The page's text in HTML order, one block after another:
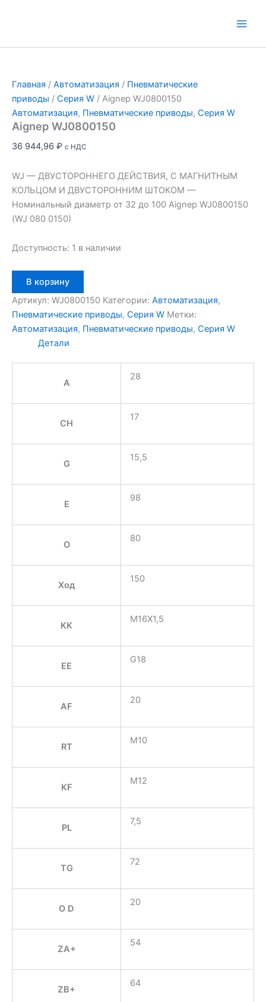
Главная / Автоматизация / Пневматические
приводы / Серия W / Aignep WJ0800150
Автоматизация, Пневматические приводы, Серия W
Aignep WJ0800150
36 944,96 ₽ с НДС
WJ — ДВУСТОРОННЕГО ДЕЙСТВИЯ, С МАГНИТНЫМ
КОЛЬЦОМ И ДВУСТОРОННИМ ШТОКОМ —
Номинальный диаметр от 32 до 100 Aignep WJ0800150
(WJ 080 0150)
Доступность: 1 в наличии
товара
Aignep
WJ0800150
В корзину
Артикул: WJ0800150 Категории: Автоматизация,
Пневматические приводы, Серия W Метки:
Автоматизация, Пневматические приводы, Серия W
Детали
A
28
CH
17
G
15,5
E
98
O
80
Ход
150
KK
M16X1,5
EE
G18
AF
20
RT
M10
KF
M12
PL
7,5
TG
72
O D
20
ZA+
54
ZB+
64